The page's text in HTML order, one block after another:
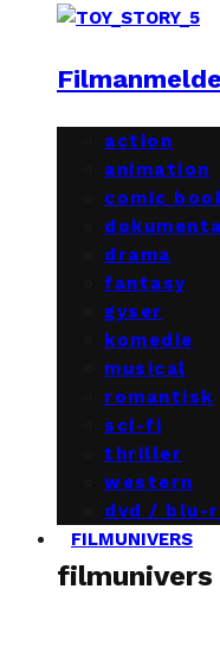
action
animation
comic
drama
fantasy
gyser
komedie
musical
romantisk
sci-fi
thriller
western
dvd / blu-
FILMUNIVERS
filmunivers